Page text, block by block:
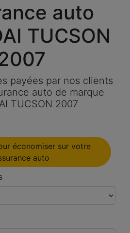
auto
TUCSON
payées par nos clients
auto de marque
TUCSON 2007
économiser sur votre
auto